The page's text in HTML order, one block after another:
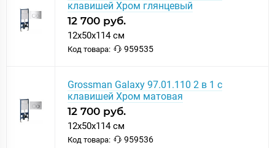
клавишей Хром глянцевый
12 700 руб.
12x50x114 см
Код товара: 959535
Grossman Galaxy 97.01.110 2 в 1 с
клавишей Хром матовая
12 700 руб.
12x50x114 см
Код товара: 959536